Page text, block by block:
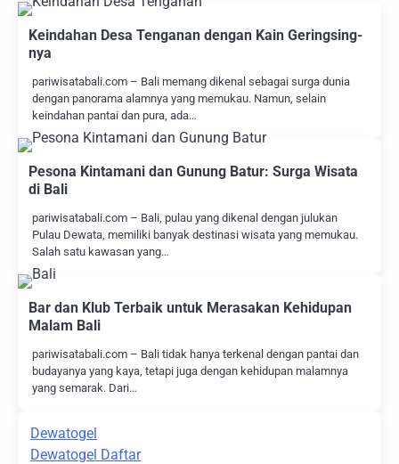
Keindahan Desa Tenganan dengan Kain Geringsing-
nya
pariwisatabali.com – Bali memang dikenal sebagai surga dunia
dengan panorama alamnya yang memukau. Namun, selain
keindahan pantai dan pura, ada…
Pesona Kintamani dan Gunung Batur: Surga Wisata
di Bali
pariwisatabali.com – Bali, pulau yang dikenal dengan julukan
Pulau Dewata, memiliki banyak destinasi wisata yang memukau.
Salah satu kawasan yang…
Bar dan Klub Terbaik untuk Merasakan Kehidupan
Malam Bali
pariwisatabali.com – Bali tidak hanya terkenal dengan pantai dan
budayanya yang kaya, tetapi juga dengan kehidupan malamnya
yang semarak. Dari…
Dewatogel
Dewatogel Daftar